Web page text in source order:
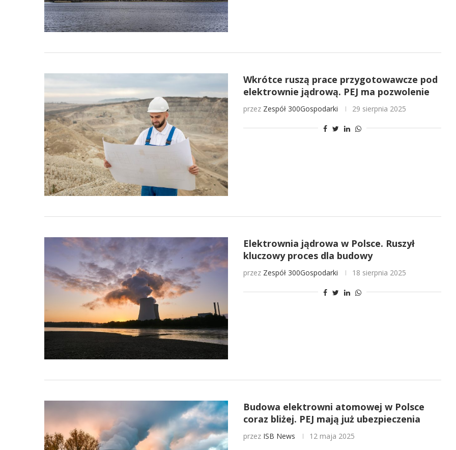
Wkrótce ruszą prace przygotowawcze pod
elektrownie jądrową. PEJ ma pozwolenie
przez Zespół 300Gospodarki 29 sierpnia 2025
Elektrownia jądrowa w Polsce. Ruszył
kluczowy proces dla budowy
przez Zespół 300Gospodarki 18 sierpnia 2025
Budowa elektrowni atomowej w Polsce
coraz bliżej. PEJ mają już ubezpieczenia
przez ISB News 12 maja 2025